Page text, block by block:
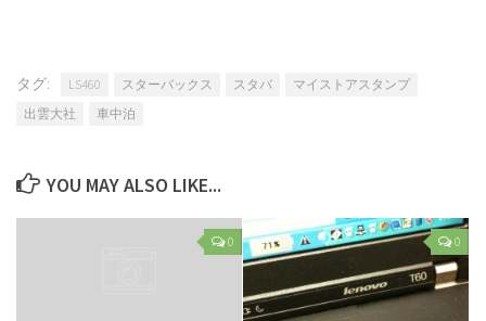
タグ: LS460 スターバックス スタバ
マイストアスタンプ
出雲大社
車中泊
YOU MAY ALSO LIKE...
0 0